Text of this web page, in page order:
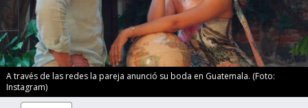
A través de las redes la pareja anunció su boda en Guatemala. (Foto:
Instagram)